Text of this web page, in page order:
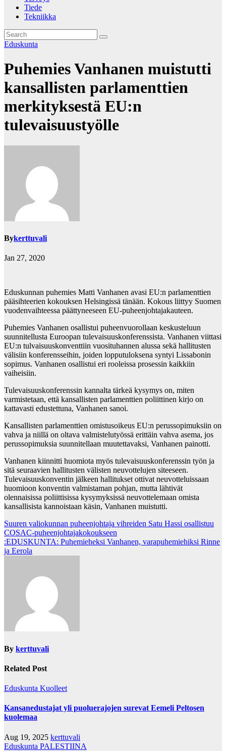
Tiede
Tekniikka
Eduskunta
Puhemies Vanhanen muistutti
kansallisten parlamenttien
merkityksestä EU:n
tulevaisuustyölle
Bykerttuvali
Jan 27, 2020
Eduskunnan puhemies Matti Vanhanen avasi EU:n parlamenttien
pääsihteerien kokouksen Helsingissä tänään. Kokous liittyy Suomen
vuodenvaihteessa päättyneeseen EU-puheenjohtajakauteen.
Puhemies Vanhanen osallistui puheenvuorollaan keskusteluun
suunnitellusta Euroopan tulevaisuuskonferenssista. Vanhanen viittasi
EU:n tulvaisuuskonventtiin vuosituhannen alussa sekä hallitusten
välisiin konferensseihin, joiden lopputuloksena syntyi Lissabonin
sopimus. Vanhanen osallistui eri rooleissa prosessin kaikkiin
vaiheisiin.
Tulevaisuuskonferenssin kannalta tärkeä kysymys on, miten
varmistetaan, että kansallisten parlamenttien poliittinen kirjo on
kattavasti edustettuna, Vanhanen sanoi.
Kansallisten parlamenttien omistusoikeus EU:n perussopimuksiin on
vahva ja niillä on oltava valmistelutyössä erittäin vahva asema, jos
perussopimuksia suunnitellaan muutettavaksi, Vanhanen painotti.
Vanhanen kiinnitti huomiota myös tulevaisuuskonferenssin työn ja
sitä seuraavien hallitusten välisten neuvottelujen siteeseen.
Tulevaisuuskonventin jälkeen hallitukset ottivat neuvotteluissaan
huomioon konventin valmistaman pohjan, mutta lähtivät
olennaisissa poliittisissa kysymyksissä neuvottelemaan omista
kansallisista kannoistaan käsin, Vanhanen muistutti.
Post
navigation
Suuren valiokunnan puheenjohtaja vihreiden Satu Hassi osallistuu
COSAC-puheenjohtajakokoukseen
:EDUSKUNTA: Puhemieheksi Vanhanen, varapuhemiehiksi Rinne
ja Eerola
By kerttuvali
Related Post
Eduskunta Kuolleet
Kansanedustajat yli puoluerajojen surevat Eemeli Peltosen
kuolemaa
Aug 19, 2025 kerttuvali
Eduskunta PALESTIINA